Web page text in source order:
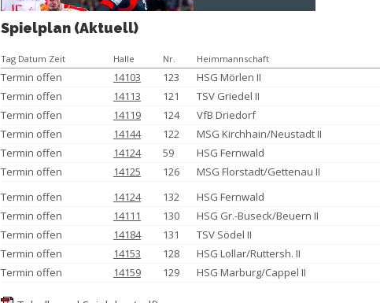
Spielplan (Aktuell)
Tag Datum Zeit Halle Nr. Heimmannschaft
Termin offen 14103 123 HSG Mörlen II
Termin offen
14113 121 TSV Griedel II
Termin offen
14119 124 VfB Driedorf
Termin offen
14144 122 MSG Kirchhain/Neustadt II
Termin offen
14124 59 HSG Fernwald
Termin offen
14125 126 MSG Florstadt/Gettenau II
Termin offen
14124 132 HSG Fernwald
Termin offen
14111 130 HSG Gr.-Buseck/Beuern II
Termin offen
14184 131 TSV Södel II
Termin offen
14153 128 HSG Lollar/Ruttersh. II
Termin offen
14159 129 HSG Marburg/Cappel II